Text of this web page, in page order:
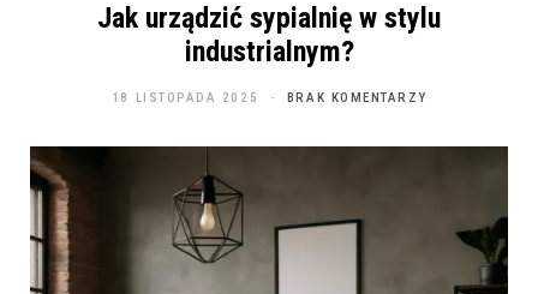
Jak urządzić sypialnię w stylu
industrialnym?
18 LISTOPADA 2025 BRAK KOMENTARZY